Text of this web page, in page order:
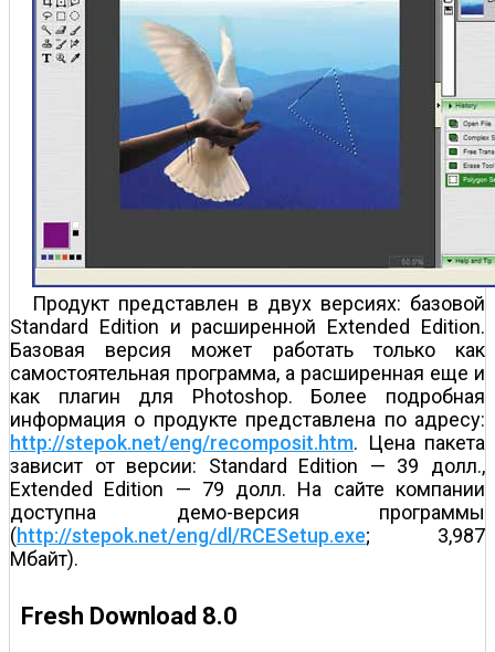
Продукт представлен в двух версиях: базовой
Standard Edition и расширенной Extended Edition.
Базовая версия может работать только как
самостоятельная программа, а расширенная еще и
как плагин для Photoshop. Более подробная
информация о продукте представлена по адресу:
http://stepok.net/eng/recomposit.htm. Цена пакета
зависит от версии: Standard Edition — 39 долл.,
Extended Edition — 79 долл. На сайте компании
доступна демо-версия программы
(http://stepok.net/eng/dl/RCESetup.exe; 3,987
Мбайт).
Fresh Download 8.0